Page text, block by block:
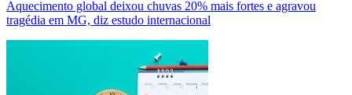
Aquecimento global deixou chuvas 20% mais fortes e agravou
tragédia em MG, diz estudo internacional